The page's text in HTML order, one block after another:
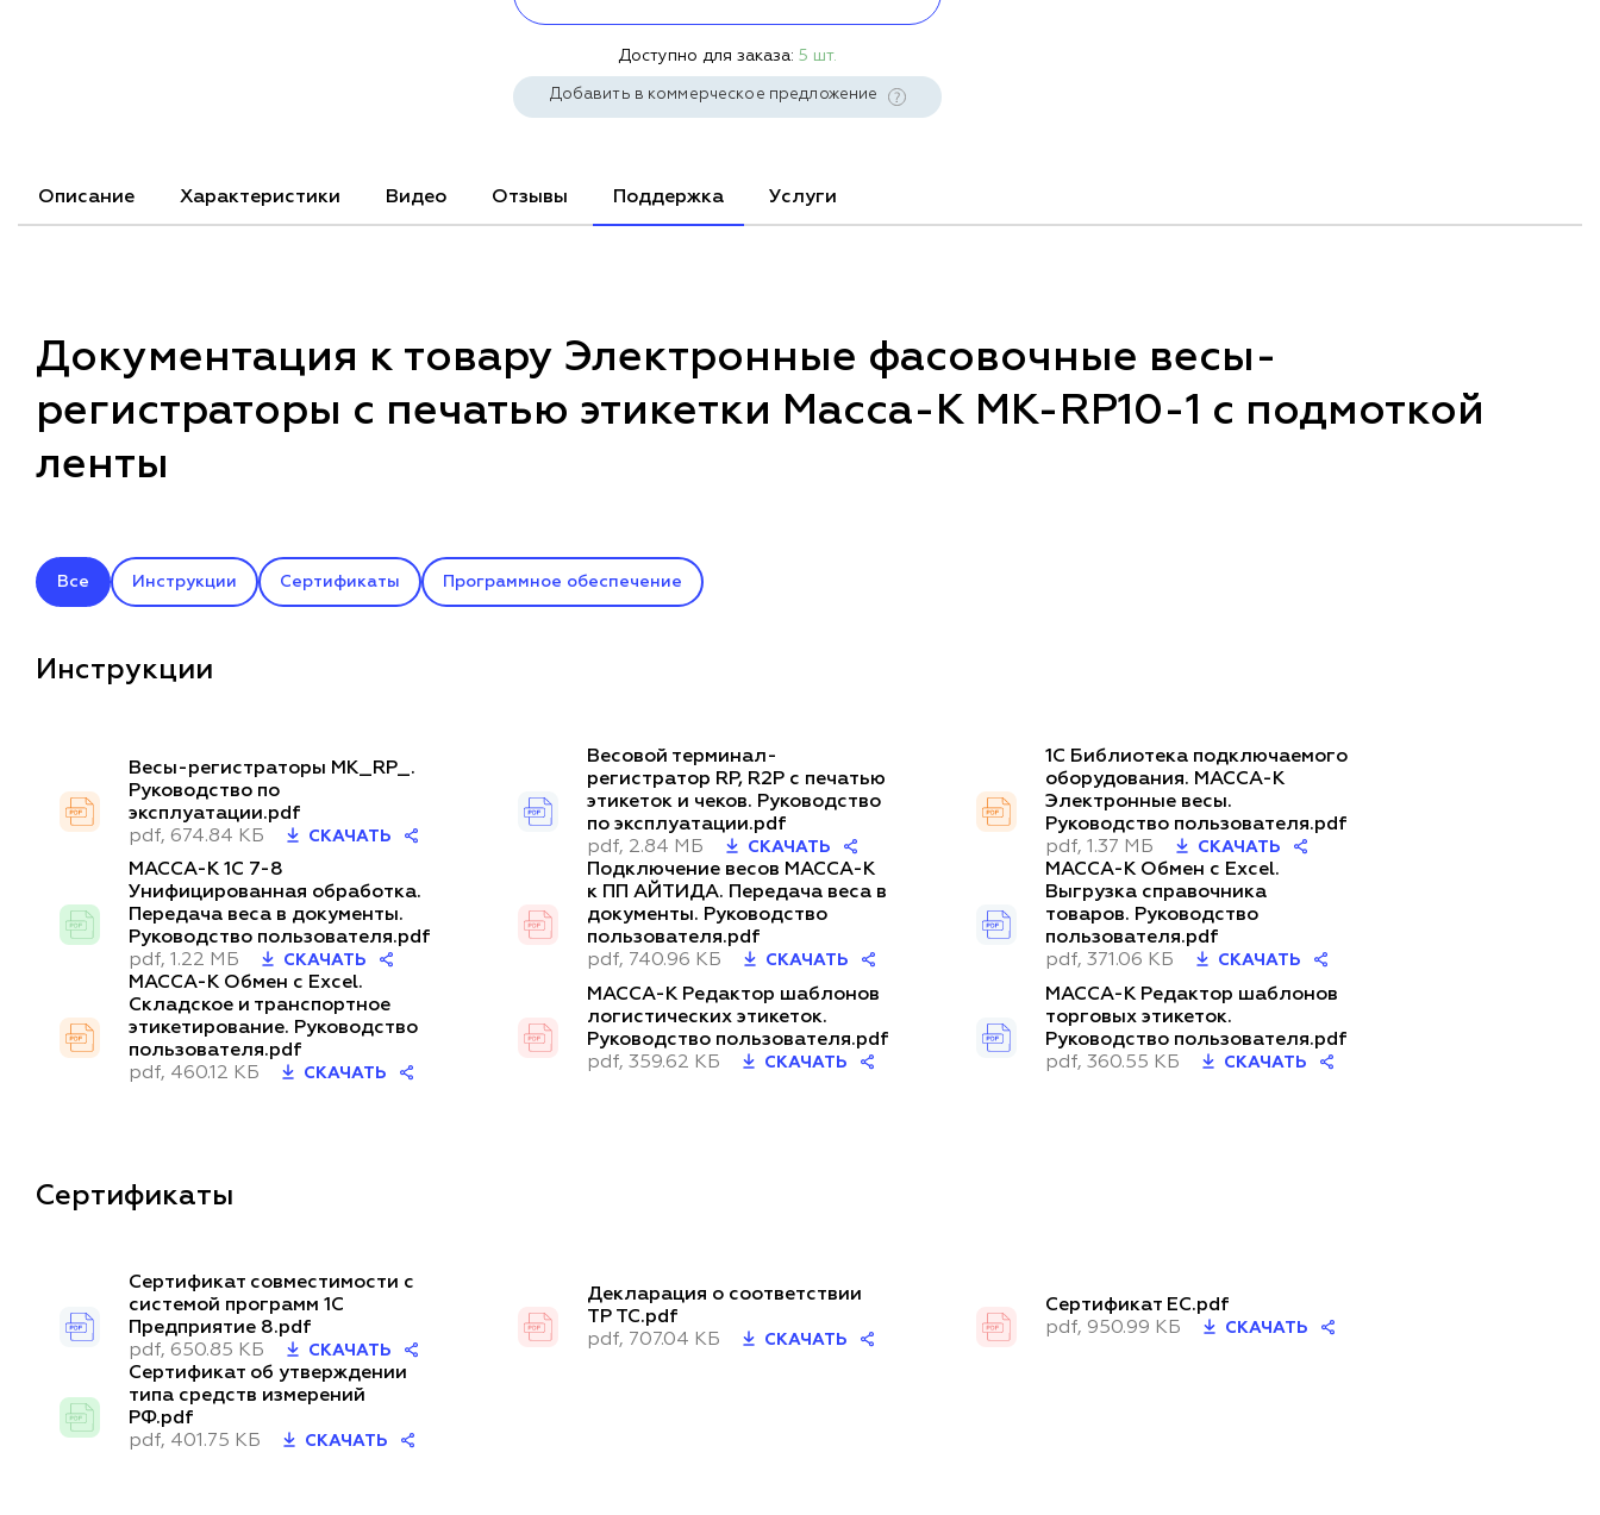
Доступно для заказа:5 шт.
Добавить в коммерческое предложение
Описание Характеристики Видео Отзывы Поддержка Услуги
Документация к товару Электронные фасовочные весы-
регистраторы с печатью этикетки Масса-К MK-RP10-1 с подмоткой
ленты
Все Инструкции Сертификаты Программное обеспечение
Инструкции
Весы-регистраторы MK_RP_.
Руководство по
эксплуатации.pdf
pdf, 674.84 КБ
СКАЧАТЬ
Весовой терминал-
регистратор RP, R2P с печатью
этикеток и чеков. Руководство
по эксплуатации.pdf
pdf, 2.84 МБ
СКАЧАТЬ
1С Библиотека подключаемого
оборудования. МАССА-К
Электронные весы.
Руководство пользователя.pdf
pdf, 1.37 МБ
СКАЧАТЬ
МАССА-К 1C 7-8
Унифицированная обработка.
Передача веса в документы.
Руководство пользователя.pdf
pdf, 1.22 МБ
СКАЧАТЬ
Подключение весов МАССА-К
к ПП АЙТИДА. Передача веса в
документы. Руководство
пользователя.pdf
pdf, 740.96 КБ
СКАЧАТЬ
МАССА-К Обмен с Excel.
Выгрузка справочника
товаров. Руководство
пользователя.pdf
pdf, 371.06 КБ
СКАЧАТЬ
МАССА-К Обмен с Excel.
Складское и транспортное
этикетирование. Руководство
пользователя.pdf
pdf, 460.12 КБ
СКАЧАТЬ
МАССА-К Редактор шаблонов
логистических этикеток.
Руководство пользователя.pdf
pdf, 359.62 КБ
СКАЧАТЬ
МАССА-К Редактор шаблонов
торговых этикеток.
Руководство пользователя.pdf
pdf, 360.55 КБ
СКАЧАТЬ
Сертификаты
Сертификат совместимости с
системой программ 1С
Предприятие 8.pdf
pdf, 650.85 КБ
СКАЧАТЬ
Декларация о соответствии
ТР ТС.pdf
pdf, 707.04 КБ
СКАЧАТЬ
Сертификат ЕС.pdf
pdf, 950.99 КБ
СКАЧАТЬ
Сертификат об утверждении
типа средств измерений
РФ.pdf
pdf, 401.75 КБ
СКАЧАТЬ